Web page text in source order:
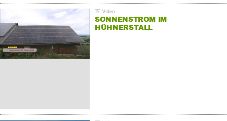
SONNENSTROM IM
HÜHNERSTALL